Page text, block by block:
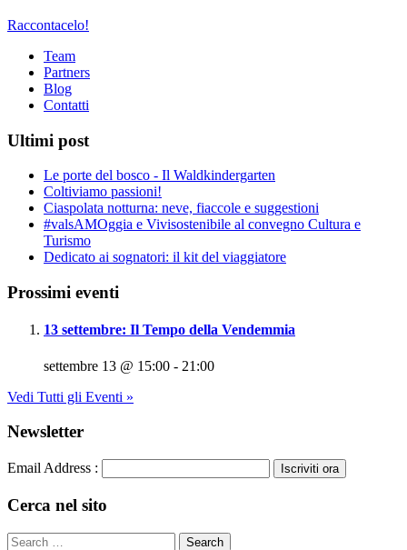
Raccontacelo!
Team
Partners
Blog
Contatti
Ultimi post
Le porte del bosco - Il Waldkindergarten
Coltiviamo passioni!
Ciaspolata notturna: neve, fiaccole e suggestioni
#valsAMOggia e Vivisostenibile al convegno Cultura e
Turismo
Dedicato ai sognatori: il kit del viaggiatore
Prossimi eventi
13 settembre: Il Tempo della Vendemmia
settembre 13 @ 15:00 - 21:00
Vedi Tutti gli Eventi »
Newsletter
Email Address :
Cerca nel sito